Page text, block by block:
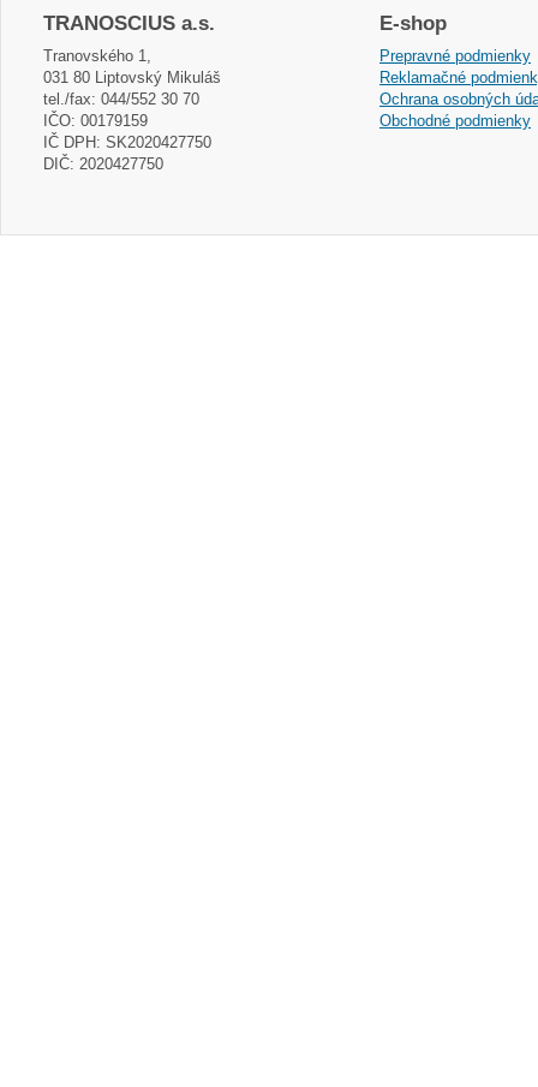
TRANOSCIUS a.s.
Tranovského 1,
031 80 Liptovský Mikuláš
tel./fax: 044/552 30 70
IČO: 00179159
IČ DPH: SK2020427750
DIČ: 2020427750
E-shop
Prepravné podmienky
Reklamačné
Ochrana osobných
Obchodné podmienky